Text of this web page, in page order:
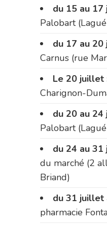
du 15 au
Palobart
du 17 au
Carnus (rue
Le 20 juillet
Charignon-
du 20 au
Palobart
du 24 au
du marché (2
Briand)
du 31 juillet
pharmacie